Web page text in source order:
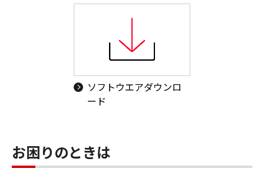
ソフトウエアダウンロ
ード
お困りのときは